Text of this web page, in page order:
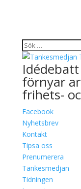
förnyar
frihets-
Facebook
Nyhetsbrev
Kontakt
Tipsa oss
Prenumerera
Tankesmedjan
Tidningen